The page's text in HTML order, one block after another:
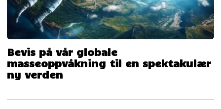
Bevis på vår globale
masseoppvåkning til en spektakulær
ny verden